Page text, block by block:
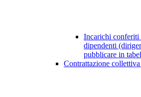
Incarichi conferiti
dipendenti
pubblicare in
Contrattazione collettiva